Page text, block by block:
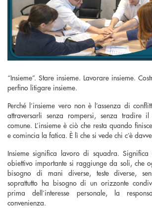
“Insieme”. Stare insieme. Lavorare insieme.
perfino litigare insieme.
Perché l’insieme vero non è l’assenza di
attraversarli senza rompersi, senza tradire
comune. L’insieme è ciò che resta quando
e comincia la fatica. È lì che si vede chi c’è
Insieme significa lavoro di squadra. Significa
obiettivo importante si raggiunge da soli, che
bisogno di mani diverse, teste diverse,
soprattutto ha bisogno di un orizzonte
prima dell’interesse personale, la
convenienza.